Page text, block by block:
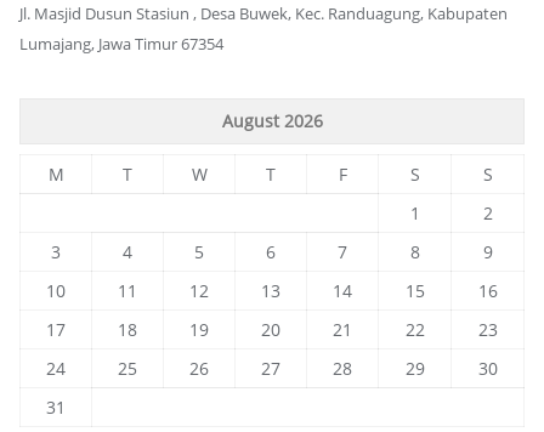
Jl. Masjid Dusun Stasiun , Desa Buwek, Kec. Randuagung, Kabupaten
Lumajang, Jawa Timur 67354
August 2026
M T W T F S
S
1
2
3
4 5 6 7 8
9
10
11 12 13 14 15
16
17
18 19 20 21 22
23
24
25 26 27 28 29
30
31